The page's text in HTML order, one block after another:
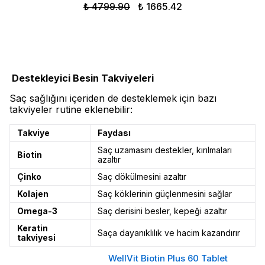
₺ 4799.90 ₺ 1665.42
Destekleyici Besin Takviyeleri
Saç sağlığını içeriden de desteklemek için bazı
takviyeler rutine eklenebilir:
Takviye Faydası
Biotin
Saç uzamasını destekler, kırılmaları
azaltır
Çinko
Saç dökülmesini azaltır
Kolajen
Saç köklerinin güçlenmesini sağlar
Omega-3
Saç derisini besler, kepeği azaltır
Keratin
takviyesi
Saça dayanıklılık ve hacim kazandırır
WellVit Biotin Plus 60 Tablet